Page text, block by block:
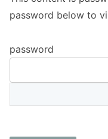
password below to
password